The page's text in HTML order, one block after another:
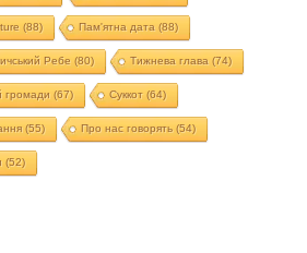
(88) Пам'ятна дата (88)
Ребе (80) Тижнева глава (74)
громади (67) Суккот (64)
(55) Про нас говорять (54)
(52)